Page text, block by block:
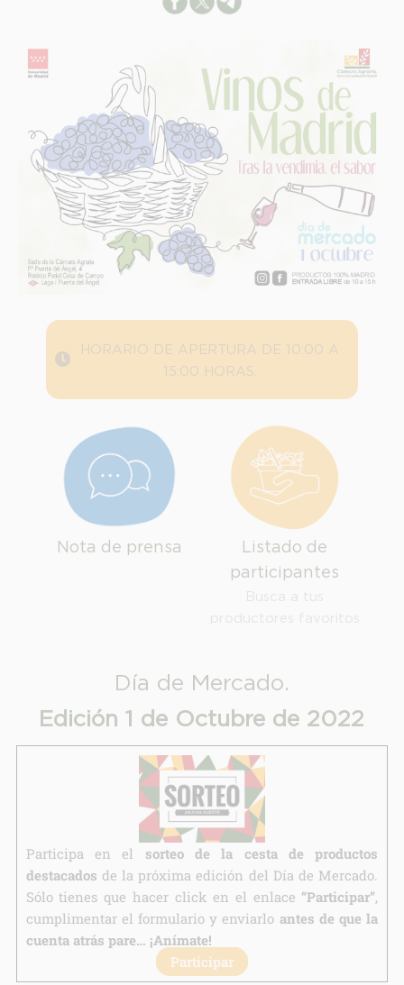
HORARIO DE APERTURA DE 10:00 A
15:00 HORAS.
Nota de prensa
Listado de
participantes
Día de Mercado.
Edición 1 de Octubre de 2022
Participa en el sorteo de la cesta de productos
destacados de la próxima edición del Día de Mercado.
Sólo tienes que hacer click en el enlace “Participar”,
cumplimentar el formulario y enviarlo antes de que la
cuenta atrás pare… ¡Anímate!
Participar
INFORMACION SOBRE LA PROTECCIÓN DE TUS DATOS
Derechos:
Información adicional
link